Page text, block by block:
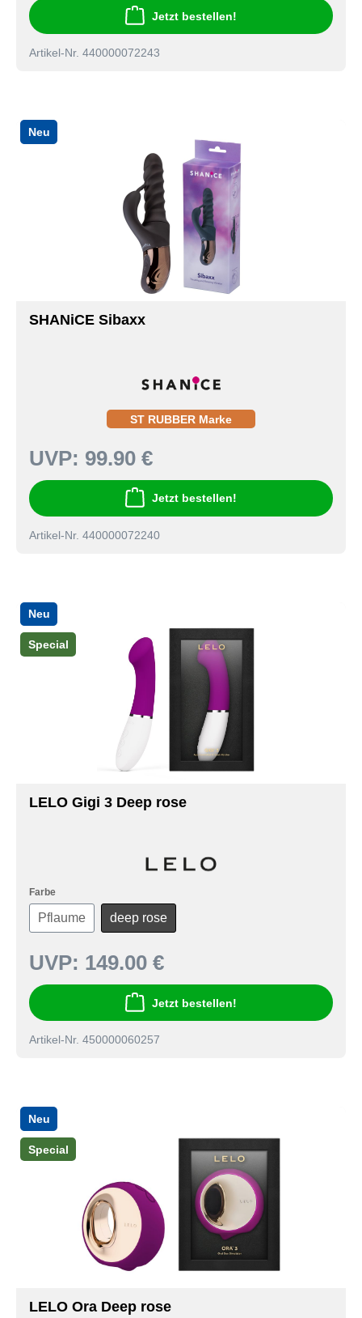
Jetzt bestellen!
Artikel-Nr. 440000072243
Neu
SHANiCE Sibaxx
ST RUBBER Marke
UVP: 99.90 €
Jetzt bestellen!
Artikel-Nr. 440000072240
Neu
Special
LELO Gigi 3 Deep rose
Farbe
Pflaume deep rose
UVP: 149.00 €
Jetzt bestellen!
Artikel-Nr. 450000060257
Neu
Special
LELO Ora Deep rose